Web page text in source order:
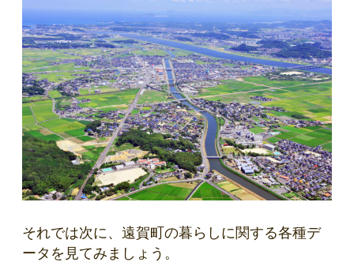
それでは次に、遠賀町の暮らしに関する各種デ
ータを見てみましょう。